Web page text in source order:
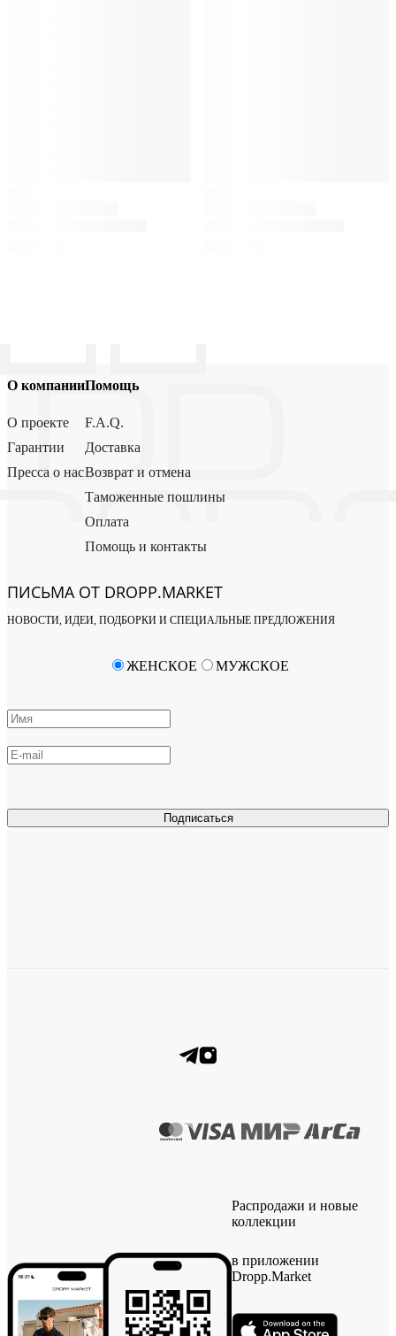
О компании
О проекте
Гарантии
Пресса о нас
Помощь
F.A.Q.
Доставка
Возврат и отмена
Таможенные пошлины
Оплата
Помощь и контакты
ПИСЬМА ОТ DROPP.MARKET
НОВОСТИ, ИДЕИ, ПОДБОРКИ И СПЕЦИАЛЬНЫЕ ПРЕДЛОЖЕНИЯ
Подписаться
ЖЕНСКОЕ МУЖСКОЕ
Распродажи и новые
коллекции
в приложении
Dropp.Market